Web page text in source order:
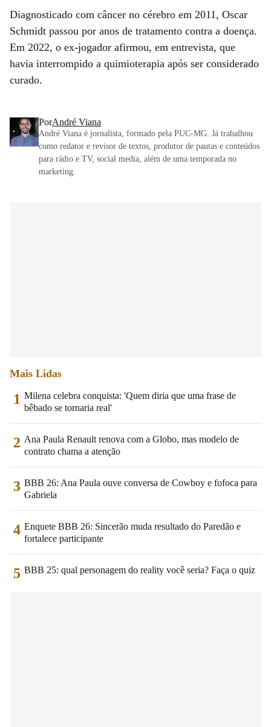
Diagnosticado com câncer no cérebro em 2011, Oscar
Schmidt passou por anos de tratamento contra a doença.
Em 2022, o ex-jogador afirmou, em entrevista, que
havia interrompido a quimioterapia após ser considerado
curado.
PorAndré Viana
André Viana é jornalista, formado pela PUC-MG. Já trabalhou
como redator e revisor de textos, produtor de pautas e conteúdos
para rádio e TV, social media, além de uma temporada no
marketing.
Mais Lidas
1 Milena celebra conquista: 'Quem diria que uma frase de
bêbado se tornaria real'
2 Ana Paula Renault renova com a Globo, mas modelo de
contrato chama a atenção
3 BBB 26: Ana Paula ouve conversa de Cowboy e fofoca para
Gabriela
4 Enquete BBB 26: Sincerão muda resultado do Paredão e
fortalece participante
5 BBB 25: qual personagem do reality você seria? Faça o quiz